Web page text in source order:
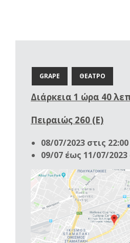
GRAPE ΘΕΑΤΡΟ
Διάρκεια 1 ώρα 40
Πειραιώς 260 (Ε)
08/07/2023 στις 22:00
09/07 έως 11/07/2023